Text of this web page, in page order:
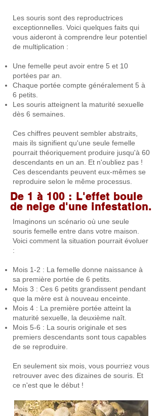
Les souris sont des reproductrices
exceptionnelles. Voici quelques faits qui
vous aideront à comprendre leur potentiel
de multiplication :
Une femelle peut avoir entre 5 et 10
portées par an.
Chaque portée compte généralement 5 à
6 petits.
Les souris atteignent la maturité sexuelle
dès 6 semaines.
Ces chiffres peuvent sembler abstraits,
mais ils signifient qu'une seule femelle
pourrait théoriquement produire jusqu'à 60
descendants en un an. Et n'oubliez pas !
Ces descendants peuvent eux-mêmes se
reproduire selon le même processus.
De 1 à 100 : L'effet boule
de neige d'une infestation.
Imaginons un scénario où une seule
souris femelle entre dans votre maison.
Voici comment la situation pourrait évoluer
:
Mois 1-2 : La femelle donne naissance à
sa première portée de 6 petits.
Mois 3 : Ces 6 petits grandissent pendant
que la mère est à nouveau enceinte.
Mois 4 : La première portée atteint la
maturité sexuelle, la deuxième naît.
Mois 5-6 : La souris originale et ses
premiers descendants sont tous capables
de se reproduire.
En seulement six mois, vous pourriez vous
retrouver avec des dizaines de souris. Et
ce n'est que le début !